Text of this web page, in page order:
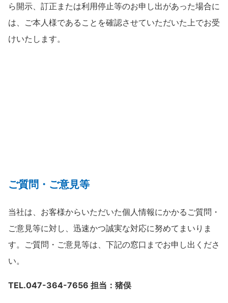
ら開示、訂正または利用停止等のお申し出があった場合に
は、ご本人様であることを確認させていただいた上でお受
けいたします。
ご質問・ご意見等
当社は、お客様からいただいた個人情報にかかるご質問・
ご意見等に対し、迅速かつ誠実な対応に努めてまいりま
す。ご質問・ご意見等は、下記の窓口までお申し出くださ
い。
TEL.047-364-7656 担当：猪俣